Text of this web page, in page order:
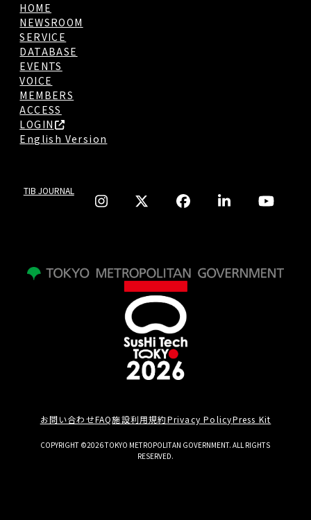
HOME
NEWSROOM
SERVICE
DATABASE
EVENTS
VOICE
MEMBERS
ACCESS
LOGIN
English Version
TIB JOURNAL
お問い合わせFAQ施設利用規約Privacy PolicyPress Kit
COPYRIGHT ©2026 TOKYO METROPOLITAN GOVERNMENT. ALL RIGHTS
RESERVED.